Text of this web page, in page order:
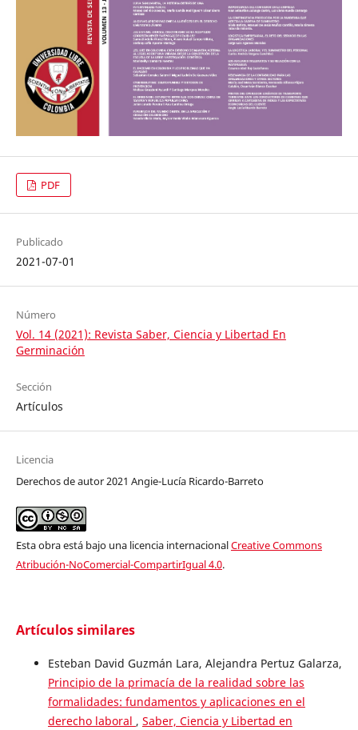
PDF
Publicado
2021-07-01
Número
Vol. 14 (2021): Revista Saber, Ciencia y Libertad En
Germinación
Sección
Artículos
Licencia
Derechos de autor 2021 Angie-Lucía Ricardo-Barreto
Esta obra está bajo una licencia internacionalCreative Commons
Atribución-NoComercial-CompartirIgual 4.0.
Artículos similares
Esteban David Guzmán Lara, Alejandra Pertuz Galarza,
Principio de la primacía de la realidad sobre las
formalidades: fundamentos y aplicaciones en el
derecho laboral , Saber, Ciencia y Libertad en